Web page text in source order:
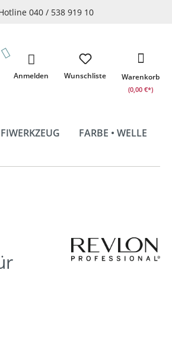
040 / 538 919 10
Wunschliste
Anmelden Warenkorb
(0,00 €*)
FARBE • WELLE